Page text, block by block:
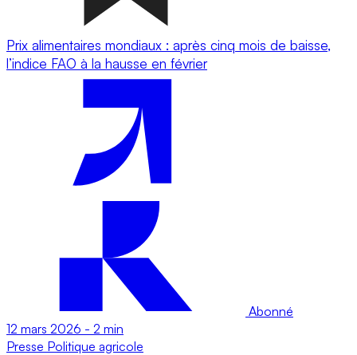
Prix alimentaires mondiaux : après cinq mois de baisse,
l’indice FAO à la hausse en février
Abonné
12 mars 2026 - 2 min
Presse Politique agricole